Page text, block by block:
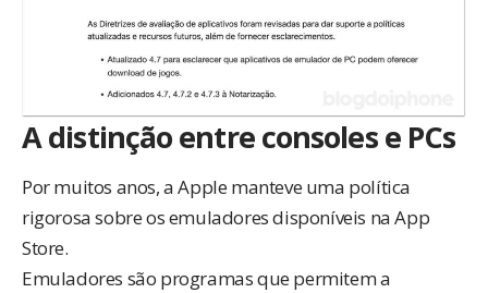
A distinção entre consoles e PCs
Por muitos anos, a Apple manteve uma política
rigorosa sobre os emuladores disponíveis na App
Store.
Emuladores são programas que permitem a